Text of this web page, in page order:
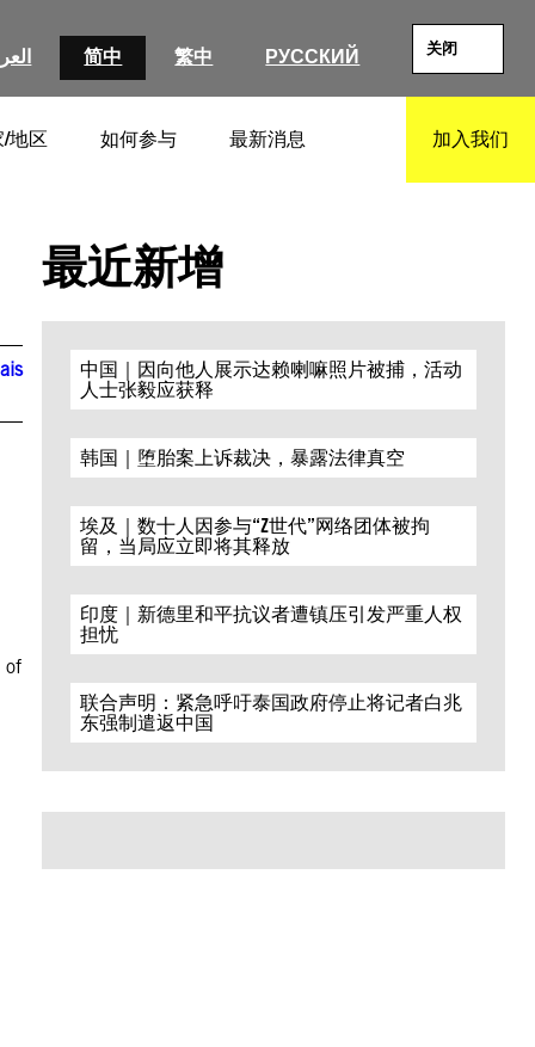
简中 繁中 РУССКИЙ 关闭
地区 如何参与 最新消息 加入我们
of
最近新增
中国｜因向他人展示达赖喇嘛照片被捕，活动
人士张毅应获释
韩国｜堕胎案上诉裁决，暴露法律真空
埃及｜数十人因参与“Z世代”网络团体被拘
留，当局应立即将其释放
印度｜新德里和平抗议者遭镇压引发严重人权
担忧
联合声明：紧急呼吁泰国政府停止将记者白兆
东强制遣返中国